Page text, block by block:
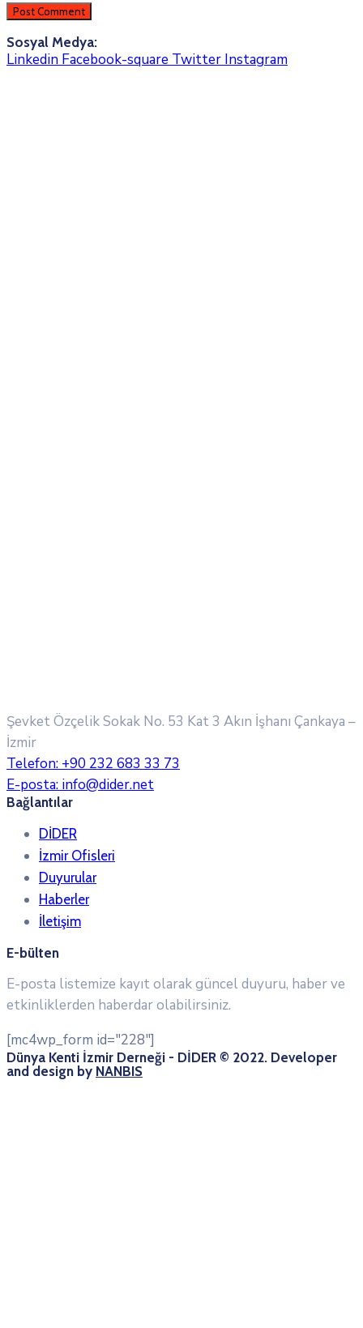
Sosyal Medya:
Linkedin Facebook-square Twitter Instagram
Şevket Özçelik Sokak No. 53 Kat 3 Akın İşhanı Çankaya –
İzmir
Telefon: +90 232 683 33 73
E-posta: info@dider.net
Bağlantılar
DİDER
İzmir Ofisleri
Duyurular
Haberler
İletişim
E-bülten
E-posta listemize kayıt olarak güncel duyuru, haber ve
etkinliklerden haberdar olabilirsiniz.
[mc4wp_form id="228"]
Dünya Kenti İzmir Derneği - DİDER © 2022. Developer
and design by NANBIS